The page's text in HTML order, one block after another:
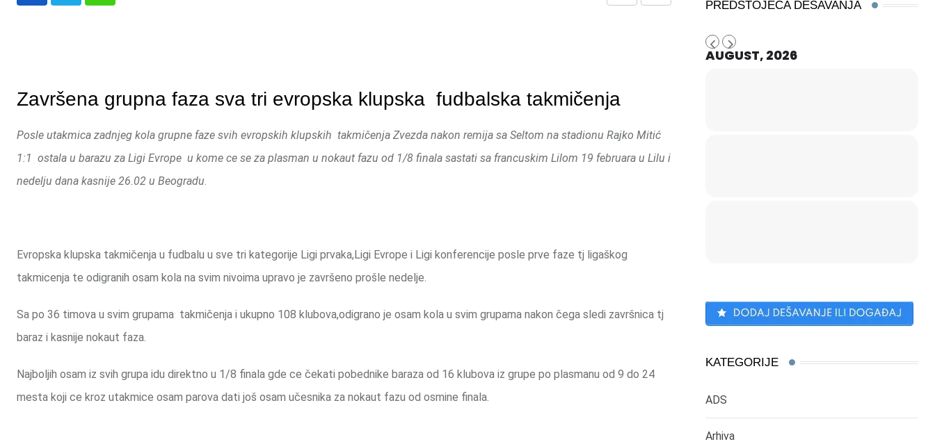
Završena grupna faza sva tri evropska klupska fudbalska takmičenja
Posle utakmica zadnjeg kola grupne faze svih evropskih klupskih takmičenja Zvezda nakon remija sa Seltom na stadionu Rajko Mitić
1:1 ostala u barazu za Ligi Evrope u kome ce se za plasman u nokaut fazu od 1/8 finala sastati sa francuskim Lilom 19 februara u Lilu i
nedelju dana kasnije 26.02 u Beogradu.
Evropska klupska takmičenja u fudbalu u sve tri kategorije Ligi prvaka,Ligi Evrope i Ligi konferencije posle prve faze tj ligaškog
takmicenja te odigranih osam kola na svim nivoima upravo je završeno prošle nedelje.
Sa po 36 timova u svim grupama takmičenja i ukupno 108 klubova,odigrano je osam kola u svim grupama nakon čega sledi završnica tj
baraz i kasnije nokaut faza.
Najboljih osam iz svih grupa idu direktno u 1/8 finala gde ce čekati pobednike baraza od 16 klubova iz grupe po plasmanu od 9 do 24
mesta koji ce kroz utakmice osam parova dati još osam učesnika za nokaut fazu od osmine finala.
PREDSTOJEĆA DEŠAVANJA
AUGUST, 2026
KATEGORIJE
ADS
Arhiva